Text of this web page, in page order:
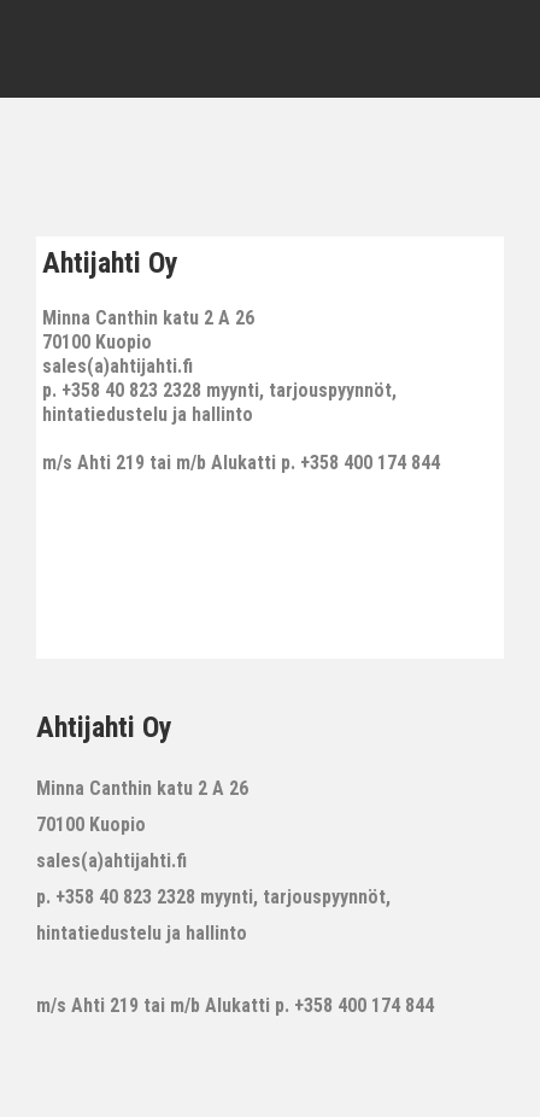
Ahtijahti Oy
Minna Canthin katu 2 A 26
70100 Kuopio
sales(a)ahtijahti.fi
p. +358 40 823 2328 myynti, tarjouspyynnöt,
hintatiedustelu ja hallinto
m/s Ahti 219 tai m/b Alukatti p. +358 400 174 844
Ahtijahti Oy
Minna Canthin katu 2 A 26
70100 Kuopio
sales(a)ahtijahti.fi
p. +358 40 823 2328 myynti, tarjouspyynnöt,
hintatiedustelu ja hallinto
m/s Ahti 219 tai m/b Alukatti p. +358 400 174 844